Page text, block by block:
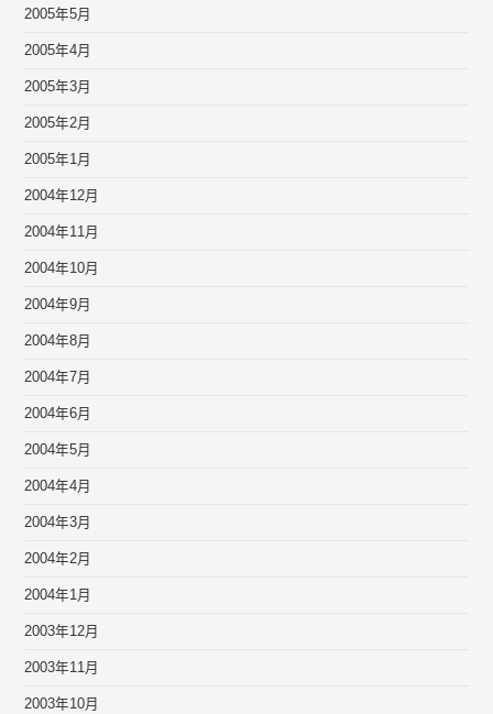
2005年5月
2005年4月
2005年3月
2005年2月
2005年1月
2004年12月
2004年11月
2004年10月
2004年9月
2004年8月
2004年7月
2004年6月
2004年5月
2004年4月
2004年3月
2004年2月
2004年1月
2003年12月
2003年11月
2003年10月